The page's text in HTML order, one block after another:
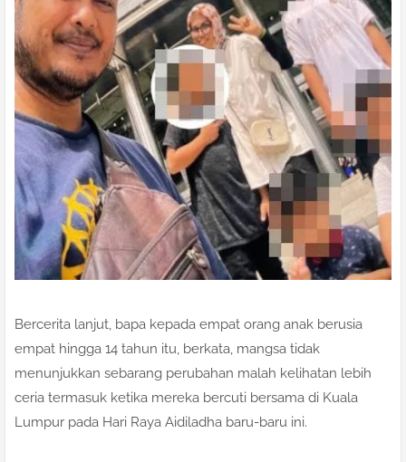
Bercerita lanjut, bapa kepada empat orang anak berusia
empat hingga 14 tahun itu, berkata, mangsa tidak
menunjukkan sebarang perubahan malah kelihatan lebih
ceria termasuk ketika mereka bercuti bersama di Kuala
Lumpur pada Hari Raya Aidiladha baru-baru ini.